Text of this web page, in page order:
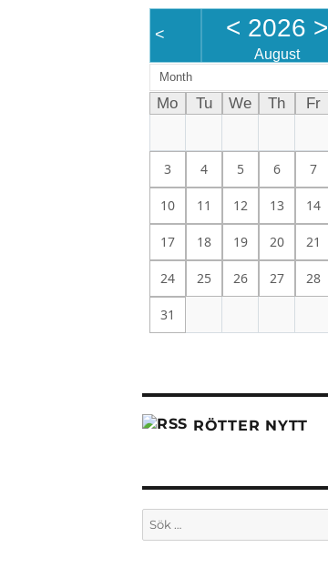
< < 2026 >
August
Month
Mo Tu We Th Fr
3 4 5 6 7
10 11 12 13 14
17 18 19 20 21
24 25 26 27 28
31
RÖTTER NYTT
Sök
efter: